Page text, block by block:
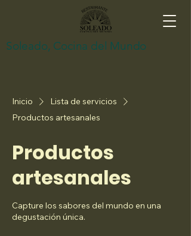
Soleado, Cocina del Mundo
Inicio
Lista de servicios
Productos artesanales
Productos
artesanales
Capture los sabores del mundo en una
degustación única.